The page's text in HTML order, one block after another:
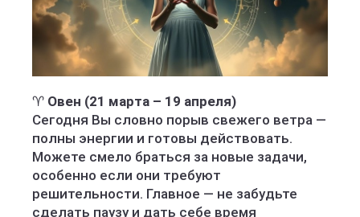
♈ Овен (21 марта – 19 апреля)
Сегодня Вы словно порыв свежего ветра —
полны энергии и готовы действовать.
Можете смело браться за новые задачи,
особенно если они требуют
решительности. Главное — не забудьте
сделать паузу и дать себе время